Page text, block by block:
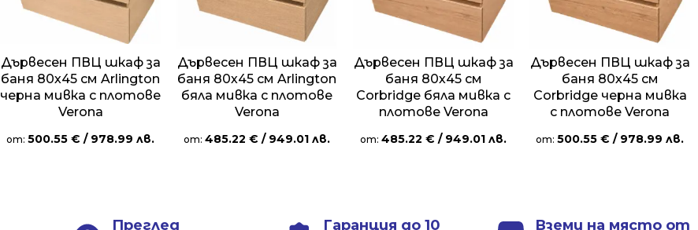
Дървесен ПВЦ шкаф за
баня 80х45 см Arlington
черна мивка с плотове
Verona
от: 500.55 € / 978.99 лв.
Дървесен ПВЦ шкаф за
баня 80х45 см Arlington
бяла мивка с плотове
Verona
от: 485.22 € / 949.01 лв.
Дървесен ПВЦ шкаф за
баня 80х45 см
Corbridge бяла мивка с
плотове Verona
от: 485.22 € / 949.01 лв.
Дървесен ПВЦ шкаф за
баня 80х45 см
Corbridge черна мивка
с плотове Verona
от: 500.55 € / 978.99 лв.
Преглед
Гаранция до 10
Вземи на място от